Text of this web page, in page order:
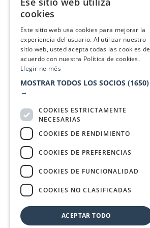
cookies
Este sitio web usa cookies para mejorar la
experiencia del usuario. Al utilizar nuestro
sitio web, usted acepta todas las cookies de
acuerdo con nuestra Política de cookies.
Llegir-ne més
MOSTRAR TODOS LOS SOCIOS (1650)
→
COOKIES ESTRICTAMENTE
NECESARIAS
COOKIES DE RENDIMIENTO
COOKIES DE PREFERENCIAS
COOKIES DE FUNCIONALIDAD
COOKIES NO CLASIFICADAS
ACEPTAR TODO